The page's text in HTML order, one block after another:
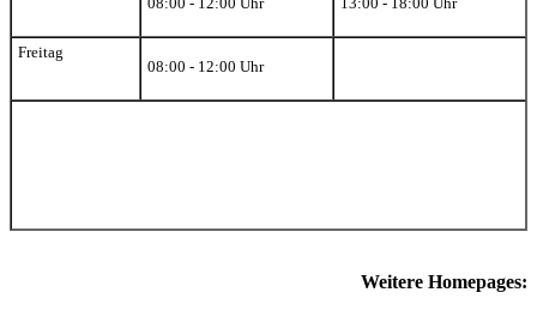
08:00 - 12:00 Uhr
13:00 - 18:00 Uhr
Freitag
08:00 - 12:00 Uhr
Weitere Homepages: